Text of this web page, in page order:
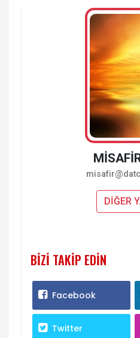
DİĞER
BIZI TAKIP EDIN
Facebook
Twitter